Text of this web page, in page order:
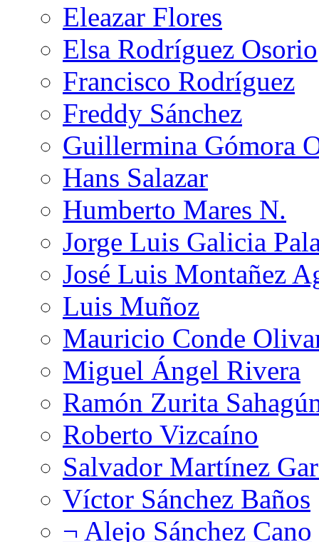
Eleazar Flores
Elsa Rodríguez Osorio
Francisco Rodríguez
Freddy Sánchez
Guillermina Gómora
Hans Salazar
Humberto Mares N.
Jorge Luis Galicia
José Luis Montañez
Luis Muñoz
Mauricio Conde
Miguel Ángel Rivera
Ramón Zurita
Roberto Vizcaíno
Salvador Martínez
Víctor Sánchez Baños
¬ Alejo Sánchez Cano